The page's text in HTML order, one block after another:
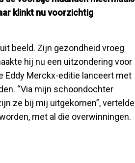
klinkt nu voorzichtig
beeld. Zijn gezondheid vroeg
hij nu een uitzondering voor
Eddy Merckx-editie lanceert met
“Via mijn schoondochter
ze bij mij uitgekomen”, vertelde
met al die overwinningen.